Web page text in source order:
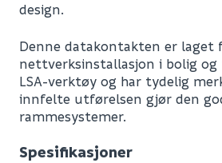
design.
Denne datakontakten er laget
nettverksinstallasjon i bolig
LSA-verktøy og har tydelig
innfelte utførelsen gjør den
rammesystemer.
Spesifikasjoner